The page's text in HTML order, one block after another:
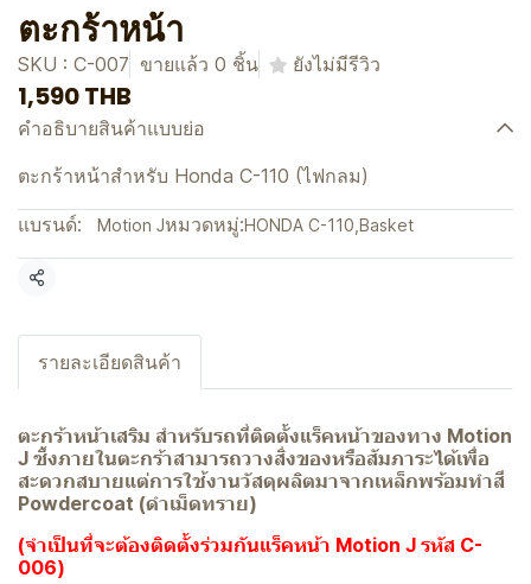
ตะกร้าหน้า
SKU : C-007 ขายแล้ว 0 ชิ้น ยังไม่มีรีวิว
1,590 THB
คำอธิบายสินค้าแบบย่อ
ตะกร้าหน้าสำหรับ Honda C-110 (ไฟกลม)
แบรนด์: Motion Jหมวดหมู่:HONDA C-110 Basket
แชร์
รายละเอียดสินค้า
ตะกร้าหน้าเสริม สำหรับรถที่ติดตั้งแร็คหน้าของทาง Motion
J ซึ้งภายในตะกร้าสามารถวางสิ่งของหรือสัมภาระได้เพื่อ
สะดวกสบายแต่การใช้งานวัสดุผลิตมาจากเหล็กพร้อมทำสี
Powdercoat (ดำเม็ดทราย)
(จำเป็นที่จะต้องติดตั้งร่วมกันแร็คหน้า Motion J รหัส C-
006)